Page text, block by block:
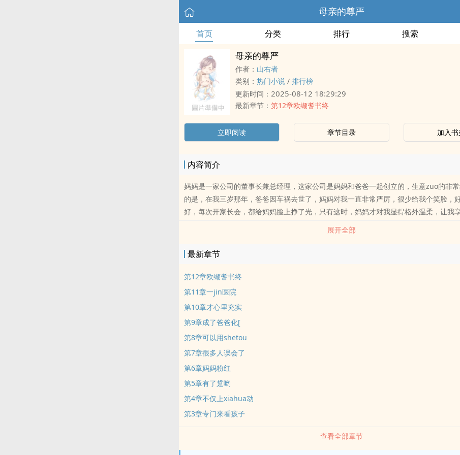
母亲的尊严
首页 分类 排行 搜索
母亲的尊严
作者： 山右者
类别： 热门小说 / 排行榜
更新时间： 2025-08-12 18:29:29
最新章节： 第12章欧缬耆书终
立即阅读 章节目录 加入书
内容简介
妈妈是一家公司的董事长兼总经理，这家公司是妈妈和爸爸一起创立的，生意zuo的非
的是，在我三岁那年，爸爸因车祸去世了，妈妈对我一直非常严厉，很少给我个笑脸，
好，每次开家长会，都给妈妈脸上挣了光，只有这时，妈妈才对我显得格外温柔，让我
展开全部
最新章节
第12章欧缬耆书终
第11章一jin医院
第10章才心里充实
第9章成了爸爸化[
第8章可以用shetou
第7章很多人误会了
第6章妈妈粉红
第5章有了踅哟
第4章不仅上xiahua动
第3章专门来看孩子
查看全部章节